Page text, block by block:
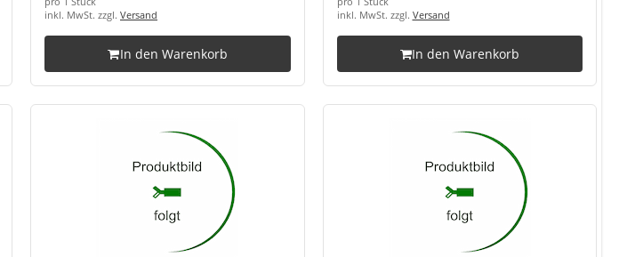
inkl. MwSt. zzgl. Versand
In den Warenkorb
inkl. MwSt. zzgl. Versand
In den Warenkorb